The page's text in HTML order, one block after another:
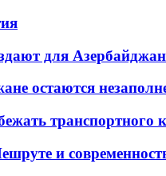
для
остаются
транспортного
и